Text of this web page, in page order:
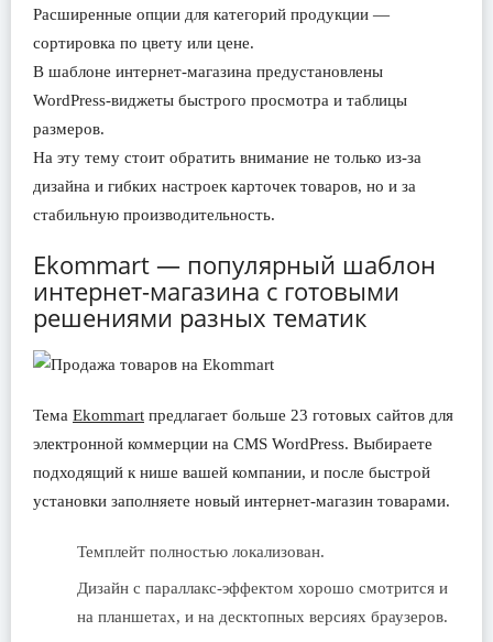
Расширенные опции для категорий продукции —
сортировка по цвету или цене.
В шаблоне интернет-магазина предустановлены
WordPress-виджеты быстрого просмотра и таблицы
размеров.
На эту тему стоит обратить внимание не только из-за
дизайна и гибких настроек карточек товаров, но и за
стабильную производительность.
Ekommart — популярный шаблон
интернет-магазина с готовыми
решениями разных тематик
Тема Ekommart предлагает больше 23 готовых сайтов для
электронной коммерции на CMS WordPress. Выбираете
подходящий к нише вашей компании, и после быстрой
установки заполняете новый интернет-магазин товарами.
Темплейт полностью локализован.
Дизайн с параллакс-эффектом хорошо смотрится и
на планшетах, и на десктопных версиях браузеров.